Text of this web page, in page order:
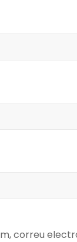
correu